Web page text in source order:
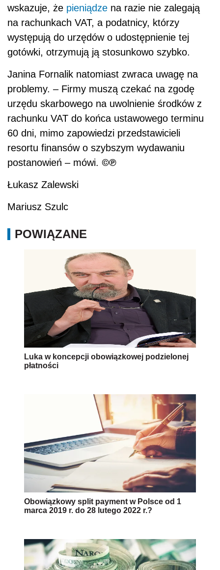
wskazuje, że pieniądze na razie nie zalegają
na rachunkach VAT, a podatnicy, którzy
występują do urzędów o udostępnienie tej
gotówki, otrzymują ją stosunkowo szybko.
Janina Fornalik natomiast zwraca uwagę na
problemy. – Firmy muszą czekać na zgodę
urzędu skarbowego na uwolnienie środków z
rachunku VAT do końca ustawowego terminu
60 dni, mimo zapowiedzi przedstawicieli
resortu finansów o szybszym wydawaniu
postanowień – mówi. ©℗
Łukasz Zalewski
Mariusz Szulc
POWIĄZANE
Luka w koncepcji obowiązkowej podzielonej
płatności
Obowiązkowy split payment w Polsce od 1
marca 2019 r. do 28 lutego 2022 r.?